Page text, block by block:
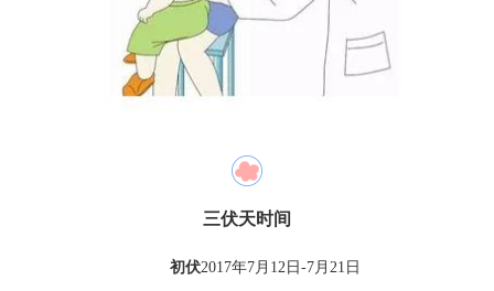
三伏天时间
初伏2017年7月12日-7月21日